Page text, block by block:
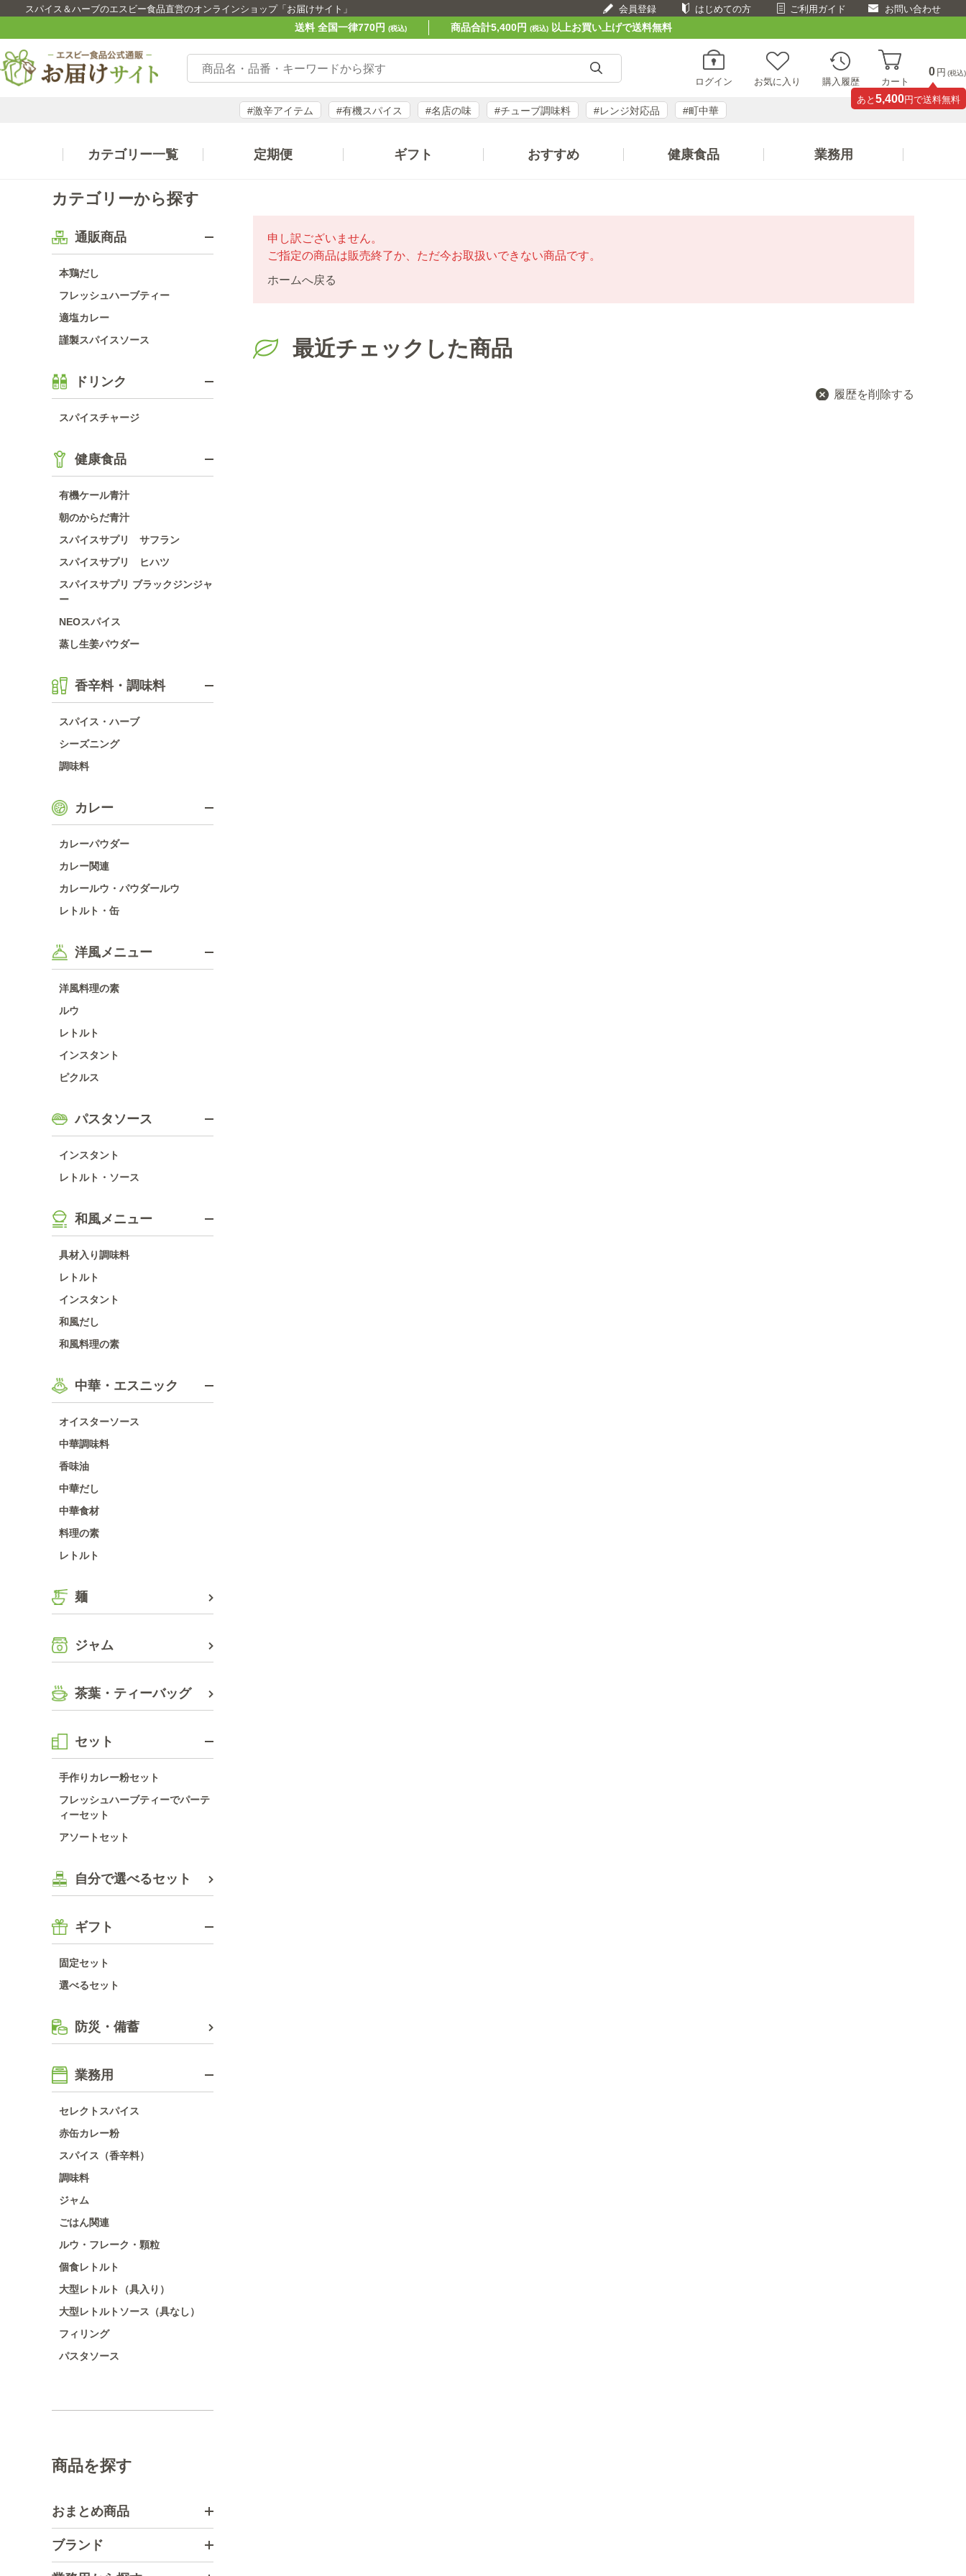
スパイス＆ハーブのエスビー食品直営のオンラインショップ「お届けサイト」 会員登録 はじめての方 ご利用ガイド お問い合わせ
送料 全国一律770円 (税込) 商品合計5,400円 (税込)以上お買い上げで送料無料
ログイン お気に入り 購入履歴 カート
0 円 (税込)
あと 5,400円で送料無料
#激辛アイテム #有機スパイス #名店の味 #チューブ調味料 #レンジ対応品 #町中華
カテゴリー一覧 定期便 ギフト おすすめ 健康食品 業務用
カテゴリーから探す
通販商品
本鶏だし
フレッシュハーブティー
適塩カレー
謹製スパイスソース
ドリンク
スパイスチャージ
健康食品
有機ケール青汁
朝のからだ青汁
スパイスサプリ サフラン
スパイスサプリ ヒハツ
スパイスサプリ ブラックジンジャ
ー
NEOスパイス
蒸し生姜パウダー
香辛料・調味料
スパイス・ハーブ
シーズニング
調味料
カレー
カレーパウダー
カレー関連
カレールウ・パウダールウ
レトルト・缶
洋風メニュー
洋風料理の素
ルウ
レトルト
インスタント
ピクルス
パスタソース
インスタント
レトルト・ソース
和風メニュー
具材入り調味料
レトルト
インスタント
和風だし
和風料理の素
中華・エスニック
オイスターソース
中華調味料
香味油
中華だし
中華食材
料理の素
レトルト
麺
ジャム
茶葉・ティーバッグ
セット
手作りカレー粉セット
フレッシュハーブティーでパーテ
ィーセット
アソートセット
自分で選べるセット
ギフト
固定セット
選べるセット
防災・備蓄
業務用
セレクトスパイス
赤缶カレー粉
スパイス（香辛料）
調味料
ジャム
ごはん関連
ルウ・フレーク・顆粒
個食レトルト
大型レトルト（具入り）
大型レトルトソース（具なし）
フィリング
パスタソース
商品を探す
おまとめ商品
ブランド
申し訳ございません。
ご指定の商品は販売終了か、ただ今お取扱いできない商品です。
ホームへ戻る
最近チェックした商品
履歴を削除する